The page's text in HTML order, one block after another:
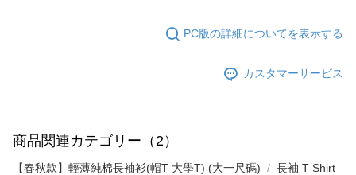
PC版の詳細についてを表示する
カスタマーサービス
商品関連カテゴリー（2）
【春秋款】輕薄純棉長袖衫(帽T 大學T) (大一尺碼) 長袖 T Shirt